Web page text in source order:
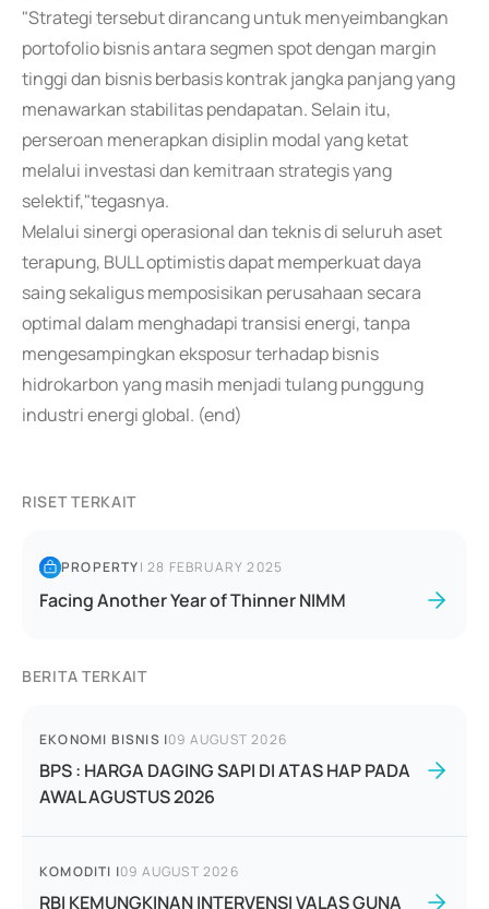
"Strategi tersebut dirancang untuk menyeimbangkan
portofolio bisnis antara segmen spot dengan margin
tinggi dan bisnis berbasis kontrak jangka panjang yang
menawarkan stabilitas pendapatan. Selain itu,
perseroan menerapkan disiplin modal yang ketat
melalui investasi dan kemitraan strategis yang
selektif,"tegasnya.
Melalui sinergi operasional dan teknis di seluruh aset
terapung, BULL optimistis dapat memperkuat daya
saing sekaligus memposisikan perusahaan secara
optimal dalam menghadapi transisi energi, tanpa
mengesampingkan eksposur terhadap bisnis
hidrokarbon yang masih menjadi tulang punggung
industri energi global. (end)
RISET TERKAIT
PROPERTY|28 FEBRUARY 2025
Facing Another Year of Thinner NIMM
BERITA TERKAIT
EKONOMI BISNIS |09 AUGUST 2026
BPS : HARGA DAGING SAPI DI ATAS HAP PADA
AWAL AGUSTUS 2026
KOMODITI |09 AUGUST 2026
RBI KEMUNGKINAN INTERVENSI VALAS GUNA